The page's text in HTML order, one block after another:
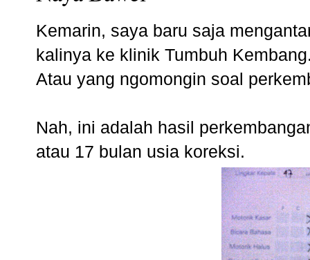
Kemarin, saya baru saja
kalinya ke klinik Tumbuh
Atau yang ngomongin soal
Nah, ini adalah hasil
atau 17 bulan usia koreksi.